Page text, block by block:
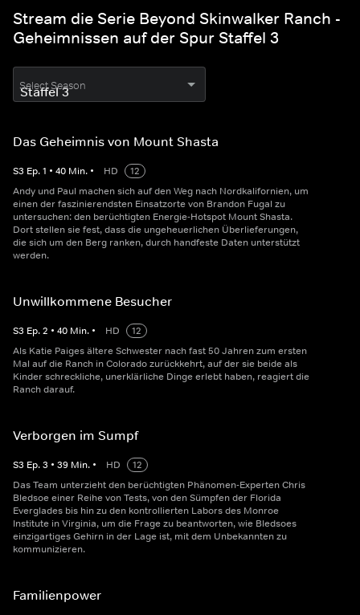
Stream die Serie Beyond Skinwalker Ranch -
Geheimnissen auf der Spur Staffel 3
Select Season
Das Geheimnis von Mount Shasta
S3 Ep.1 • 40 Min. • HD
12
Andy und Paul machen sich auf den Weg nach Nordkalifornien, um
einen der faszinierendsten Einsatzorte von Brandon Fugal zu
untersuchen: den berüchtigten Energie-Hotspot Mount Shasta.
Dort stellen sie fest, dass die ungeheuerlichen Überlieferungen,
die sich um den Berg ranken, durch handfeste Daten unterstützt
werden.
Unwillkommene Besucher
S3 Ep.2 • 40 Min. • HD
12
Als Katie Paiges ältere Schwester nach fast 50 Jahren zum ersten
Mal auf die Ranch in Colorado zurückkehrt, auf der sie beide als
Kinder schreckliche, unerklärliche Dinge erlebt haben, reagiert die
Ranch darauf.
Verborgen im Sumpf
S3 Ep.3 • 39 Min. • HD
12
Das Team unterzieht den berüchtigten Phänomen-Experten Chris
Bledsoe einer Reihe von Tests, von den Sümpfen der Florida
Everglades bis hin zu den kontrollierten Labors des Monroe
Institute in Virginia, um die Frage zu beantworten, wie Bledsoes
einzigartiges Gehirn in der Lage ist, mit dem Unbekannten zu
kommunizieren.
Familienpower